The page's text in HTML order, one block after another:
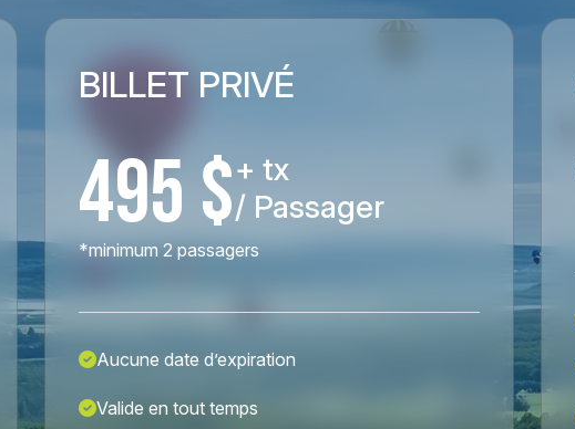
BILLET PRIVÉ
495 $+ tx
/ Passager
*minimum 2 passagers
Aucune date d’expiration
Valide en tout temps